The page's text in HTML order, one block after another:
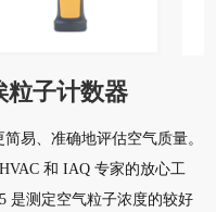
粒子计数器
易、准确地评估空气质量。
和 IAQ 专家的放心工
是测定空气粒子浓度的较好